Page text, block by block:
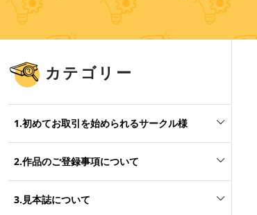
カテゴリー
1.初めてお取引を始められるサークル様
2.作品のご登録事項について
3.見本誌について